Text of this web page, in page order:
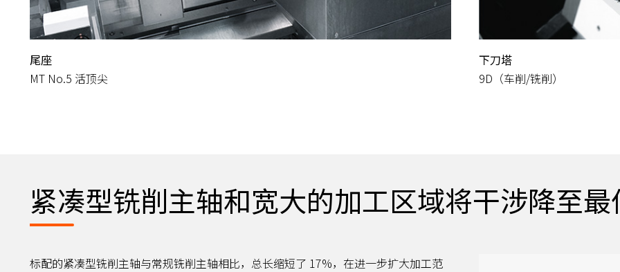
尾座
MT No.5 活顶尖
下刀塔
9D（车削/铣削）
紧凑型铣削主轴和宽大的加工区域将干涉降至最
标配的紧凑型铣削主轴与常规铣削主轴相比，总长缩短了 17%，在进一步扩大加工范